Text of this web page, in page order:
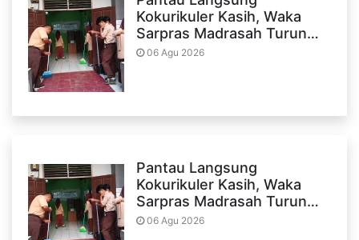
Kokurikuler Kasih, Waka
Sarpras Madrasah Turun…
06 Agu 2026
Pantau Langsung
Kokurikuler Kasih, Waka
Sarpras Madrasah Turun…
06 Agu 2026